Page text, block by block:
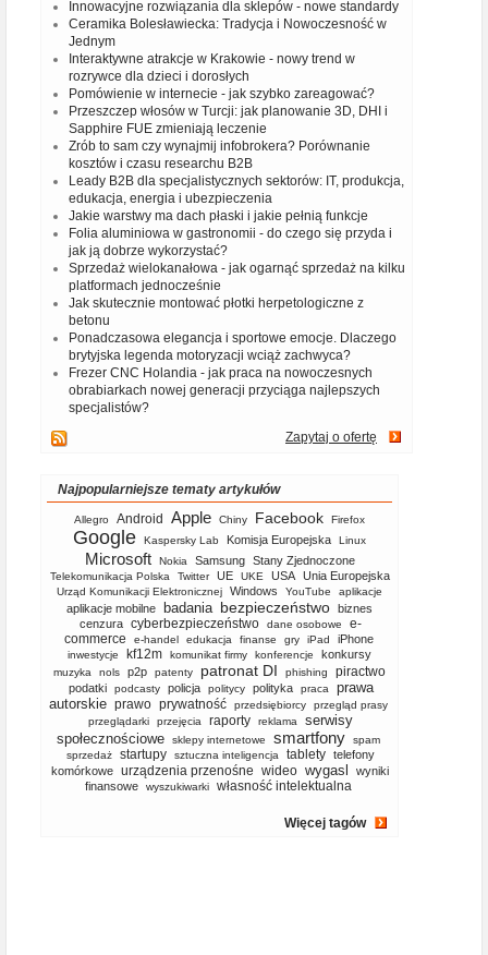
Innowacyjne rozwiązania dla sklepów - nowe standardy
Ceramika Bolesławiecka: Tradycja i Nowoczesność w
Jednym
Interaktywne atrakcje w Krakowie - nowy trend w
rozrywce dla dzieci i dorosłych
Pomówienie w internecie - jak szybko zareagować?
Przeszczep włosów w Turcji: jak planowanie 3D, DHI i
Sapphire FUE zmieniają leczenie
Zrób to sam czy wynajmij infobrokera? Porównanie
kosztów i czasu researchu B2B
Leady B2B dla specjalistycznych sektorów: IT, produkcja,
edukacja, energia i ubezpieczenia
Jakie warstwy ma dach płaski i jakie pełnią funkcje
Folia aluminiowa w gastronomii - do czego się przyda i
jak ją dobrze wykorzystać?
Sprzedaż wielokanałowa - jak ogarnąć sprzedaż na kilku
platformach jednocześnie
Jak skutecznie montować płotki herpetologiczne z
betonu
Ponadczasowa elegancja i sportowe emocje. Dlaczego
brytyjska legenda motoryzacji wciąż zachwyca?
Frezer CNC Holandia - jak praca na nowoczesnych
obrabiarkach nowej generacji przyciąga najlepszych
specjalistów?
Zapytaj o ofertę
Najpopularniejsze tematy artykułów
Allegro Android Apple Chiny Facebook Firefox
Google Kaspersky Lab Komisja Europejska Linux
Microsoft Nokia Samsung Stany Zjednoczone
Telekomunikacja Polska Twitter UE UKE USA Unia Europejska
Urząd Komunikacji Elektronicznej Windows YouTube aplikacje
aplikacje mobilne badania bezpieczeństwo biznes
cenzura cyberbezpieczeństwo dane osobowe
e-
commerce
e-handel edukacja finanse gry iPad iPhone
inwestycje kf12m komunikat firmy konferencje konkursy
muzyka nols p2p patenty patronat DI phishing piractwo
podatki podcasty policja politycy polityka praca
prawa
autorskie prawo prywatność przedsiębiorcy
przegląd prasy
przeglądarki
przejęcia raporty reklama
serwisy
społecznościowe
sklepy internetowe smartfony
spam
sprzedaż
startupy sztuczna inteligencja tablety telefony
komórkowe
urządzenia przenośne wideo wygasl
wyniki
finansowe
wyszukiwarki własność intelektualna
Więcej tagów